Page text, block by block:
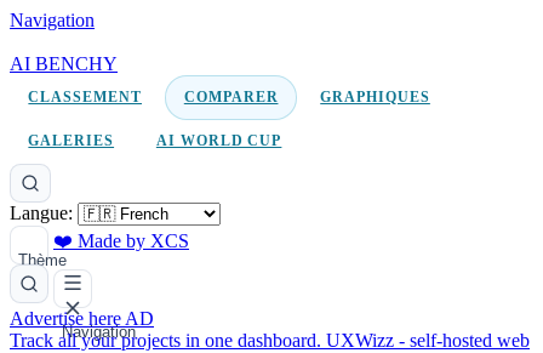
Navigation
AI BENCHY
CLASSEMENT COMPARER GRAPHIQUES
GALERIES AI WORLD CUP
Langue:
Thème
❤️ Made by XCS
Navigation
Advertise here AD
Track all your projects in one dashboard. UXWizz - self-hosted web